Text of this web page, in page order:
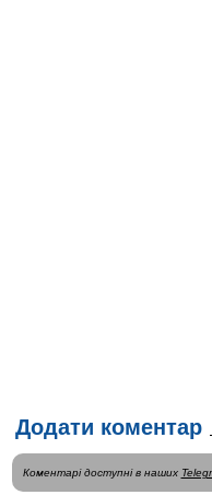
Додати коментар
Коментарі доступні в наших